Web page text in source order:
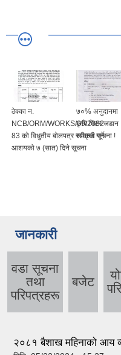
ठेक्का न.
NCB/ORM/WORKS/09/2082-
83 को विधुतीय बोलपत्र स्वीकृत गर्ने
आशयको ७ (सात) दिने सूचना
७०% अनुदानमा
कृषि मिटर जडान
सम्वन्धी सूचना !
जानकारी
वडा सूचना
तथा
परिपत्रहरू
बजेट
२०८१ बैशाख महिनाको आय